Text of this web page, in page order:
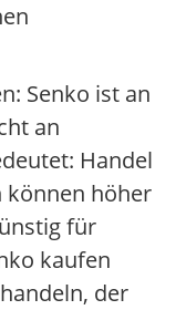
Senko ist an
an
Handel
können höher
für
kaufen
der